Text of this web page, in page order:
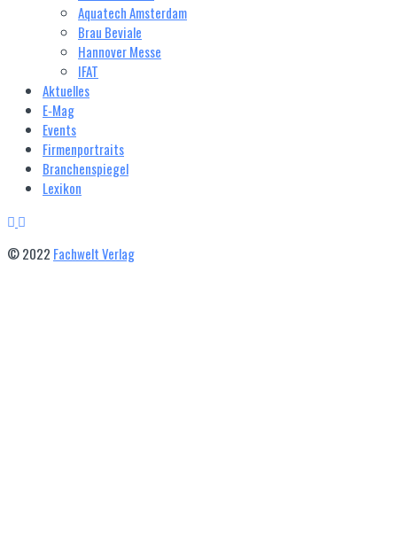
Aquatech Amsterdam
Brau Beviale
Hannover Messe
IFAT
Aktuelles
E‑Mag
Events
Firmenportraits
Branchenspiegel
Lexikon
© 2022 Fachwelt Verlag